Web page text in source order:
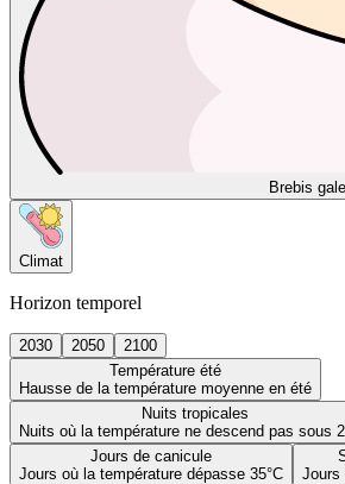
Brebis
Climat
Horizon temporel
2030 2050
2100
Température été
Hausse de la température moyenne en été
Nuits tropicales
Nuits où la température ne descend pas sous
Jours de canicule
Jours où la température dépasse 35°C
Jours